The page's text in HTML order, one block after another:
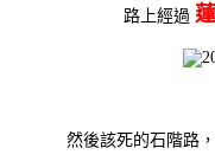
路上經過
然後該死的石階路